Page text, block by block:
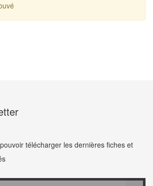
télécharger les dernières fiches et